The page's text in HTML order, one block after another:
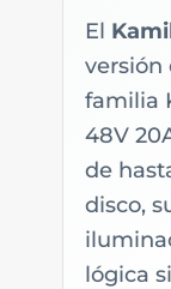
El
versión
familia
48V
de
disco,
lógica